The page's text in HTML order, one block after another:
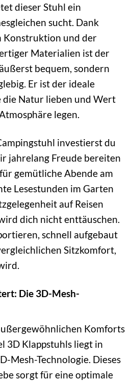
dieser Stuhl ein
sucht. Dank
Konstruktion und der
Materialien ist der
bequem, sondern
Er ist der ideale
die Natur lieben und Wert
legen.
investierst du
jahrelang Freude bereiten
gemütliche Abende am
Lesestunden im Garten
auf Reisen
dich nicht enttäuschen.
schnell aufgebaut
Sitzkomfort,
Die 3D-Mesh-
Komforts
3D Klappstuhls liegt in
Mesh-Technologie. Dieses
sorgt für eine optimale